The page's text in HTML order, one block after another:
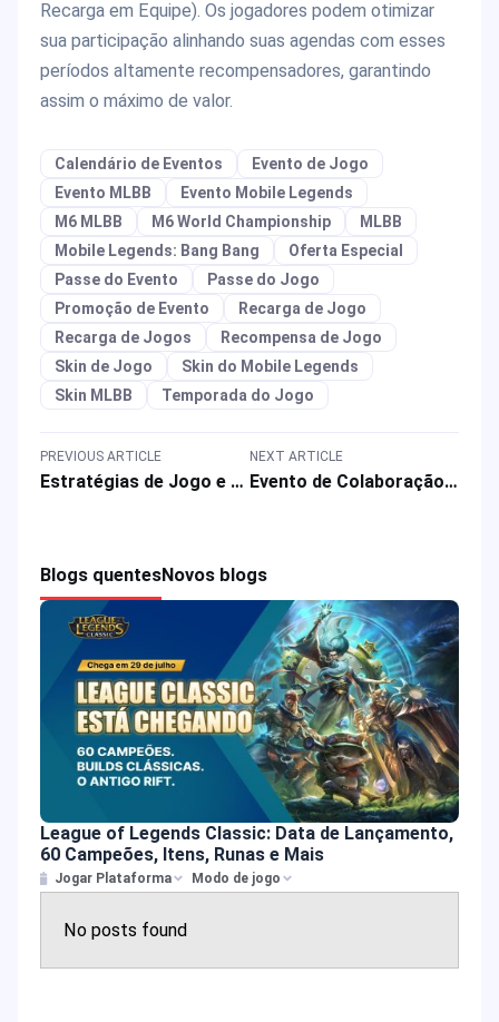
Recarga em Equipe). Os jogadores podem otimizar
sua participação alinhando suas agendas com esses
períodos altamente recompensadores, garantindo
assim o máximo de valor.
Calendário de Eventos
Evento de Jogo
Evento MLBB
Evento Mobile Legends
M6 MLBB
M6 World Championship
MLBB
Mobile Legends: Bang Bang
Oferta Especial
Passe do Evento
Passe do Jogo
Promoção de Evento
Recarga de Jogo
Recarga de Jogos
Recompensa de Jogo
Skin de Jogo
Skin do Mobile Legends
Skin MLBB
Temporada do Jogo
PREVIOUS ARTICLE
Estratégias de Jogo e Recompensas de Recarga para Star Coins em Wartune Ultra
NEXT ARTICLE
Evento de Colaboração de Marca PUBG x G-Dragon Leva o Poder das Estrelas ao Campo de Batalha
Blogs quentesNovos blogs
League of Legends Classic: Data de Lançamento,
60 Campeões, Itens, Runas e Mais
Jogar Plataforma Modo de jogo
No posts found